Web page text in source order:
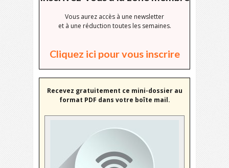
Vous aurez accès à une newsletter
et à une réduction toutes les semaines.
Cliquez ici pour vous inscrire
Recevez gratuitement ce mini-dossier au
format PDF dans votre boîte mail.